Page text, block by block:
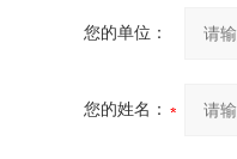
您的单位：
您的姓名：